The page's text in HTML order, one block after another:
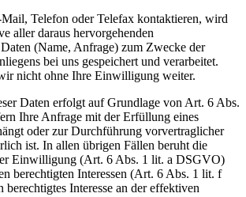
Telefon oder Telefax kontaktieren, wird
aller daraus hervorgehenden
(Name, Anfrage) zum Zwecke der
bei uns gespeichert und verarbeitet.
nicht ohne Ihre Einwilligung weiter.
Daten erfolgt auf Grundlage von Art. 6 Abs.
Ihre Anfrage mit der Erfüllung eines
oder zur Durchführung vorvertraglicher
ist. In allen übrigen Fällen beruht die
Einwilligung (Art. 6 Abs. 1 lit. a DSGVO)
berechtigten Interessen (Art. 6 Abs. 1 lit. f
Interesse an der effektiven